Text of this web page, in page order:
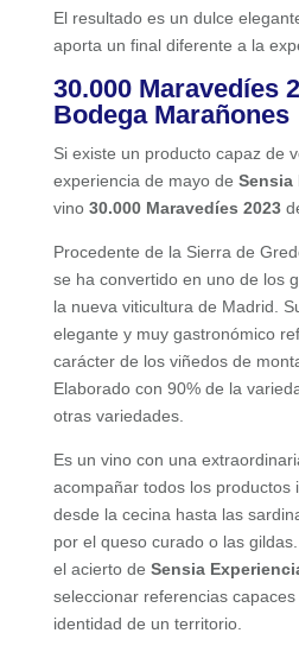
El resultado es un dulce
aporta un final diferente a la
30.000 Maravedíes
Bodega Marañones
Si existe un producto capaz de
experiencia de mayo de Sensia
vino 30.000 Maravedíes 2023
Procedente de la Sierra de
se ha convertido en uno de los
la nueva viticultura de Madrid.
elegante y muy gastronómico
carácter de los viñedos de
Elaborado con 90% de la
otras variedades.
Es un vino con una
acompañar todos los productos
desde la cecina hasta las
por el queso curado o las
el acierto de Sensia
seleccionar referencias
identidad de un territorio.